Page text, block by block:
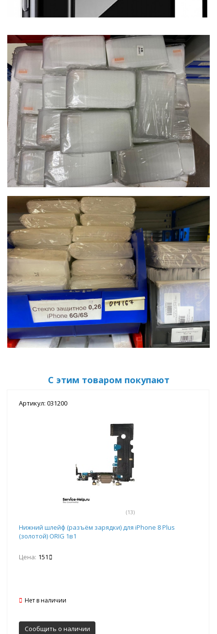
С этим товаром покупают
Артикул: 031200
(13)
Нижний шлейф (разъём зарядки) для iPhone 8 Plus
(золотой) ORIG 1в1
Цена: 151
Нет в наличии
Сообщить о наличии